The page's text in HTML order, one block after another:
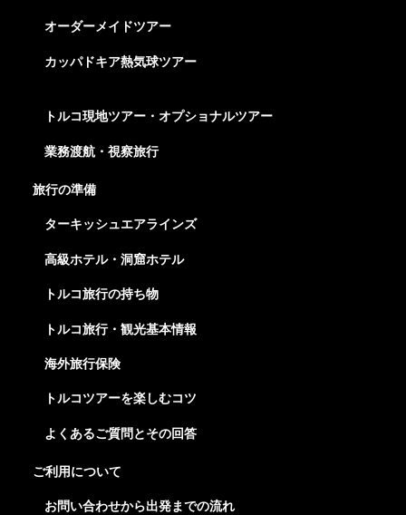
オーダーメイドツアー
カッパドキア熱気球ツアー
トルコ現地ツアー・オプショナルツアー
業務渡航・視察旅行
旅行の準備
ターキッシュエアラインズ
高級ホテル・洞窟ホテル
トルコ旅行の持ち物
トルコ旅行・観光基本情報
海外旅行保険
トルコツアーを楽しむコツ
よくあるご質問とその回答
ご利用について
お問い合わせから出発までの流れ